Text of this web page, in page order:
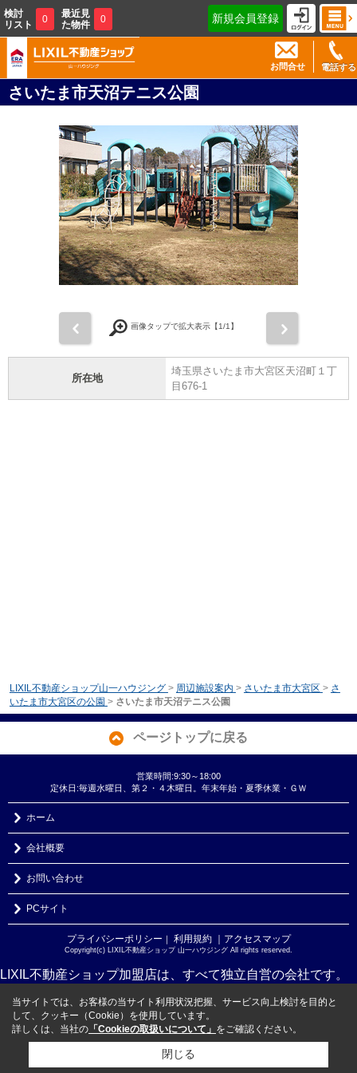
検討
リスト
0
最近見
た物件
0 新規会員登録
電話する
お問合せ
さいたま市天沼テニス公園
画像タップで拡大表示【1/1】
所在地
埼玉県さいたま市大宮区天沼町１丁
目676-1
LIXIL不動産ショップ山一ハウジング > 周辺施設案内 > さいたま市大宮区 > さ
いたま市大宮区の公園 > さいたま市天沼テニス公園
ページトップに戻る
営業時間:9:30～18:00
定休日:毎週水曜日、第２・４木曜日。年末年始・夏季休業・ＧＷ
ホーム
会社概要
お問い合わせ
PCサイト
プライバシーポリシー ｜ 利用規約 ｜アクセスマップ
Copyright(c) LIXIL不動産ショップ 山一ハウジング All rights reserved.
LIXIL不動産ショップ加盟店は、すべて独立自営の会社です。
当サイトでは、お客様の当サイト利用状況把握、サービス向上検討を目的と
して、クッキー（Cookie）を使用しています。
詳しくは、当社の 「Cookieの取扱いについて」 をご確認ください。
閉じる